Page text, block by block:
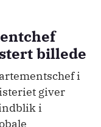
billede
i
giver
i